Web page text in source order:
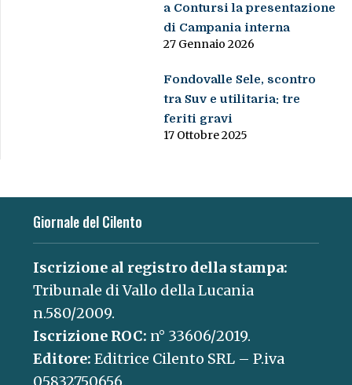
a Contursi la presentazione
di Campania interna
27 Gennaio 2026
Fondovalle Sele, scontro
tra Suv e utilitaria: tre
feriti gravi
17 Ottobre 2025
Giornale del Cilento
Iscrizione al registro della stampa:
Tribunale di Vallo della Lucania
n.580/2009.
Iscrizione ROC: n° 33606/2019.
Editore: Editrice Cilento SRL – P.iva